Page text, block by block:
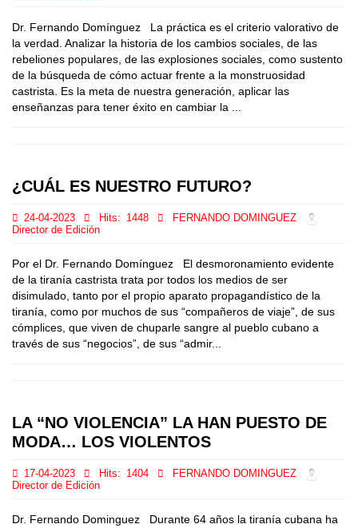
Dr. Fernando Domínguez La práctica es el criterio valorativo de
la verdad. Analizar la historia de los cambios sociales, de las
rebeliones populares, de las explosiones sociales, como sustento
de la búsqueda de cómo actuar frente a la monstruosidad
castrista. Es la meta de nuestra generación, aplicar las
enseñanzas para tener éxito en cambiar la ...
¿CUÁL ES NUESTRO FUTURO?
24-04-2023 Hits: 1448
FERNANDO DOMINGUEZ
Director de Edición
Por el Dr. Fernando Domínguez El desmoronamiento evidente
de la tiranía castrista trata por todos los medios de ser
disimulado, tanto por el propio aparato propagandístico de la
tiranía, como por muchos de sus “compañeros de viaje”, de sus
cómplices, que viven de chuparle sangre al pueblo cubano a
través de sus “negocios”, de sus “admir...
LA “NO VIOLENCIA” LA HAN PUESTO DE
MODA… LOS VIOLENTOS
17-04-2023 Hits: 1404
FERNANDO DOMINGUEZ
Director de Edición
Dr. Fernando Dominguez Durante 64 años la tiranía cubana ha